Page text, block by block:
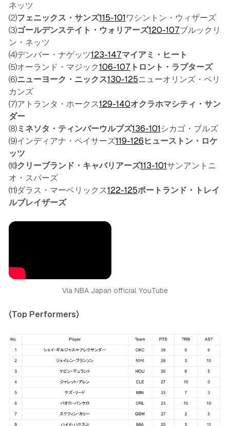
ネッツ
⑵フェニックス・サンズ115-101 ワシントン・ウィザーズ
⑶ゴールデンステイト・ウォリアーズ120-107ブルックリ
ン・ネッツ
⑷デンバー・ナゲッツ123-147マイアミ・ヒート
⑸オーランド・マジック106-107 トロント・ラプターズ
⑹ニューヨーク・ニックス130-125ニューオリンズ・ペリ
カンズ
⑺アトランタ・ホークス129-140オクラホマシティ・サン
ダー
⑻ミネソタ・ティンバーウルブズ136-101 シカゴ・ブルズ
⑼インディアナ・ペイサーズ119-126 ヒューストン・ロケ
ッツ
⑽クリーブランド・キャバリアーズ113-101サンアントニ
オ・スパーズ
⑾ダラス・マーベリックス122-125ポートランド・トレイ
ルブレイザーズ
Via NBA Japan official YouTube
〈Top Performers〉